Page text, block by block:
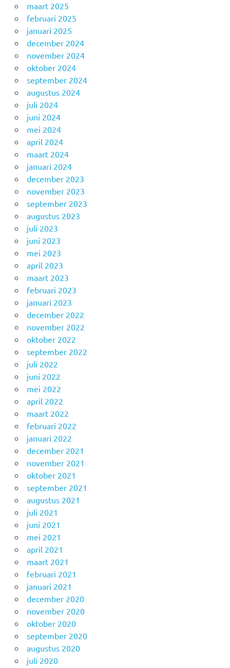
maart 2025
februari 2025
januari 2025
december 2024
november 2024
oktober 2024
september 2024
augustus 2024
juli 2024
juni 2024
mei 2024
april 2024
maart 2024
januari 2024
december 2023
november 2023
september 2023
augustus 2023
juli 2023
juni 2023
mei 2023
april 2023
maart 2023
februari 2023
januari 2023
december 2022
november 2022
oktober 2022
september 2022
juli 2022
juni 2022
mei 2022
april 2022
maart 2022
februari 2022
januari 2022
december 2021
november 2021
oktober 2021
september 2021
augustus 2021
juli 2021
juni 2021
mei 2021
april 2021
maart 2021
februari 2021
januari 2021
december 2020
november 2020
oktober 2020
september 2020
augustus 2020
juli 2020